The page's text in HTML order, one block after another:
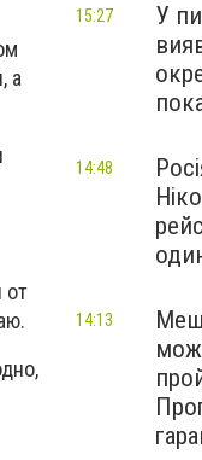
а
от
У
15:27
14:48
14:13